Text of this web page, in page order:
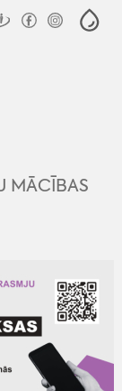
MĀCĪBAS